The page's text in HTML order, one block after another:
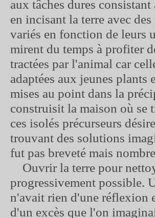
aux tâches dures
en incisant la terre avec
variés en fonction de leurs
mirent du temps à profiter
tractées par l'animal car
adaptées aux jeunes plants
mises au point dans la
construisit la maison où se
ces isolés précurseurs
trouvant des solutions
fut pas breveté mais
Ouvrir la terre pour
progressivement possible.
n'avait rien d'une réflexion
d'un excès que l'on